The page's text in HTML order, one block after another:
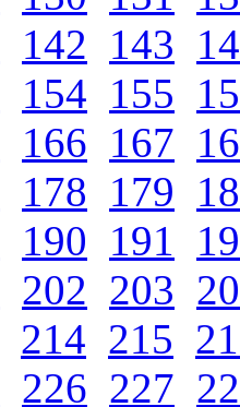
142 143
154 155
166 167
178 179
190 191
202 203
214 215
226 227